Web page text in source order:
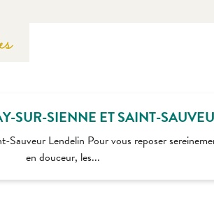
SUR-SIENNE ET SAINT-
Lendelin Pour vous reposer
en douceur, les...